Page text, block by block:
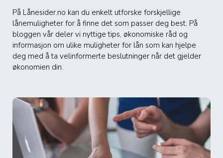
På Lånesider.no kan du enkelt utforske forskjellige
lånemuligheter for å finne det som passer deg best. På
bloggen vår deler vi nyttige tips, økonomiske råd og
informasjon om ulike muligheter for lån som kan hjelpe
deg med å ta velinformerte beslutninger når det gjelder
økonomien din.